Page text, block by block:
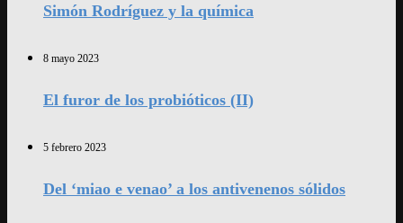
Simón Rodríguez y la química
8 mayo 2023
El furor de los probióticos (II)
5 febrero 2023
Del ‘miao e venao’ a los antivenenos sólidos